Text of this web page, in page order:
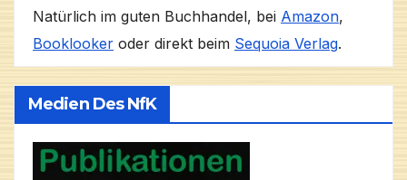
Natürlich im guten Buchhandel, bei Amazon,
Booklooker oder direkt beim Sequoia Verlag.
Medien Des NfK